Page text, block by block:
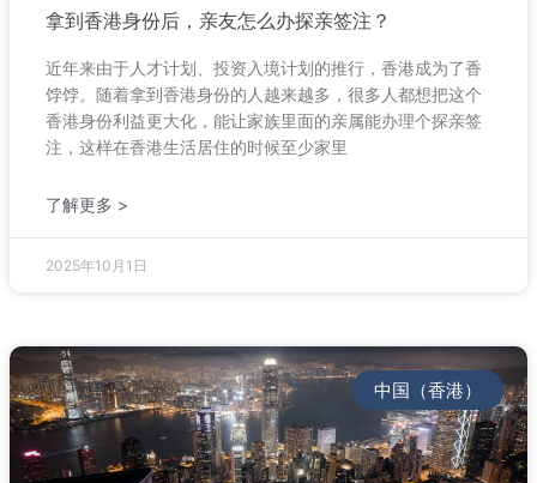
拿到香港身份后，亲友怎么办探亲签注？
近年来由于人才计划、投资入境计划的推行，香港成为了香
饽饽。随着拿到香港身份的人越来越多，很多人都想把这个
香港身份利益更大化，能让家族里面的亲属能办理个探亲签
注，这样在香港生活居住的时候至少家里
了解更多 >
2025年10月1日
中国（香港）